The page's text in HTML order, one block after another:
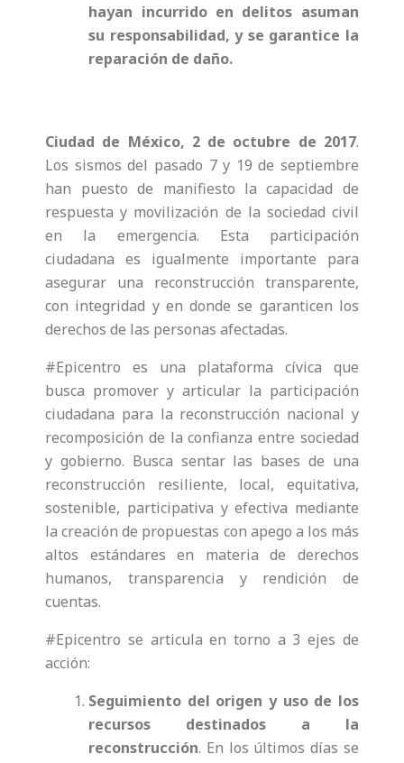
hayan incurrido en delitos asuman
su responsabilidad, y se garantice la
reparación de daño.
Ciudad de México, 2 de octubre de 2017.
Los sismos del pasado 7 y 19 de septiembre
han puesto de manifiesto la capacidad de
respuesta y movilización de la sociedad civil
en la emergencia. Esta participación
ciudadana es igualmente importante para
asegurar una reconstrucción transparente,
con integridad y en donde se garanticen los
derechos de las personas afectadas.
#Epicentro es una plataforma cívica que
busca promover y articular la participación
ciudadana para la reconstrucción nacional y
recomposición de la confianza entre sociedad
y gobierno. Busca sentar las bases de una
reconstrucción resiliente, local, equitativa,
sostenible, participativa y efectiva mediante
la creación de propuestas con apego a los más
altos estándares en materia de derechos
humanos, transparencia y rendición de
cuentas.
#Epicentro se articula en torno a 3 ejes de
acción:
Seguimiento del origen y uso de los
recursos destinados a la
reconstrucción. En los últimos días se